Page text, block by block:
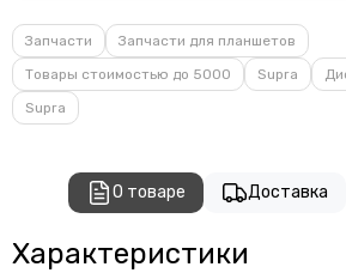
Запчасти
Запчасти для планшетов
Товары стоимостью до 5000
Supra
Supra
О товаре Доставка
Характеристики